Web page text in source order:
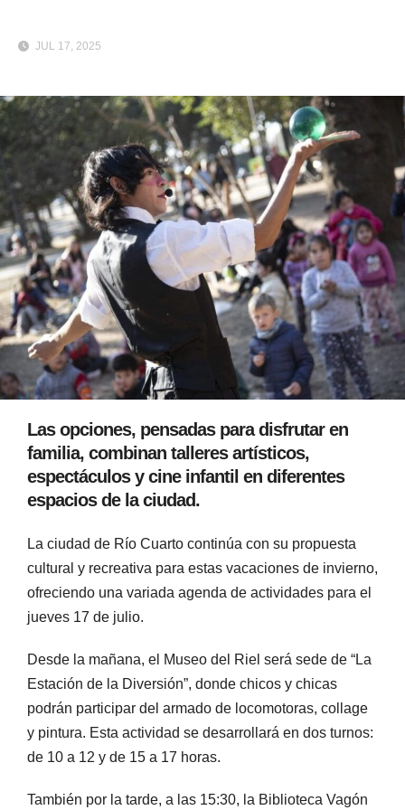
JUL 17, 2025
Las opciones, pensadas para disfrutar en
familia, combinan talleres artísticos,
espectáculos y cine infantil en diferentes
espacios de la ciudad.
La ciudad de Río Cuarto continúa con su propuesta
cultural y recreativa para estas vacaciones de invierno,
ofreciendo una variada agenda de actividades para el
jueves 17 de julio.
Desde la mañana, el Museo del Riel será sede de “La
Estación de la Diversión”, donde chicos y chicas
podrán participar del armado de locomotoras, collage
y pintura. Esta actividad se desarrollará en dos turnos:
de 10 a 12 y de 15 a 17 horas.
También por la tarde, a las 15:30, la Biblioteca Vagón